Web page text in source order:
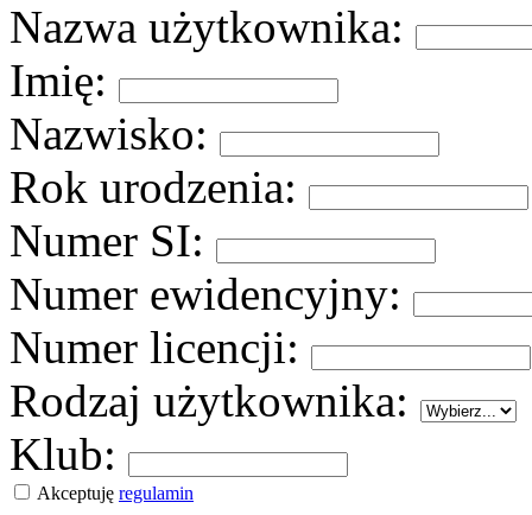
Nazwa użytkownika:
Imię:
Nazwisko:
Rok urodzenia:
Numer SI:
Numer ewidencyjny:
Numer licencji:
Rodzaj użytkownika:
Klub:
Akceptuję regulamin